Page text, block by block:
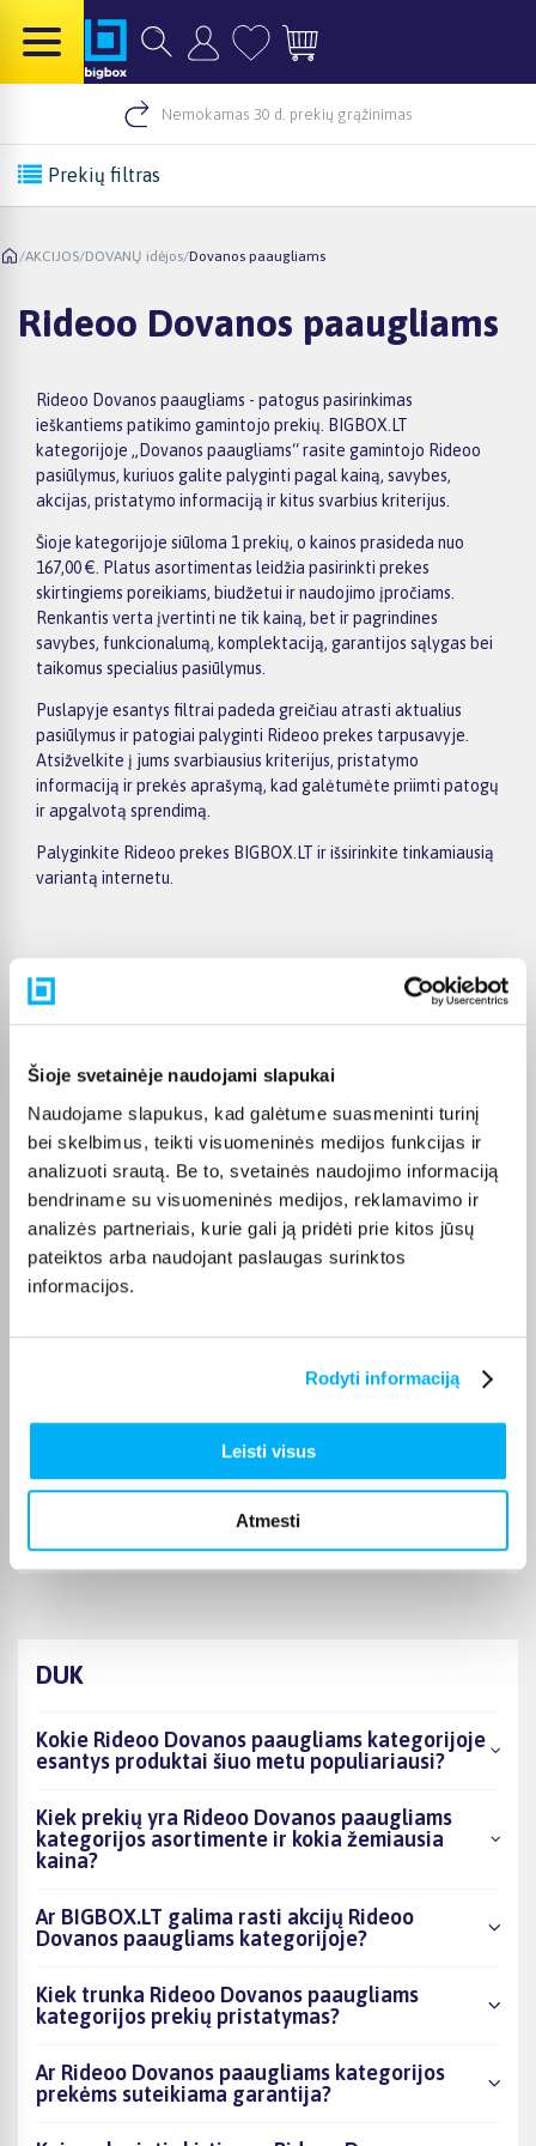
Šioje svetainėje naudojami slapukai
Naudojame slapukus, kad galėtume suasmeninti turinį
bei skelbimus, teikti visuomeninės medijos funkcijas ir
analizuoti srautą. Be to, svetainės naudojimo informaciją
bendriname su visuomeninės medijos, reklamavimo ir
analizės partneriais, kurie gali ją pridėti prie kitos jūsų
pateiktos arba naudojant paslaugas surinktos
informacijos.
Rodyti informaciją
Leisti visus
Atmesti
Nemokamas 30 d. prekių grąžinimas
Prekių filtras
/AKCIJOS/DOVANŲ idėjos/Dovanos paaugliams
Rideoo Dovanos paaugliams
Rideoo Dovanos paaugliams - patogus pasirinkimas
ieškantiems patikimo gamintojo prekių. BIGBOX.LT
kategorijoje „Dovanos paaugliams“ rasite gamintojo Rideoo
pasiūlymus, kuriuos galite palyginti pagal kainą, savybes,
akcijas, pristatymo informaciją ir kitus svarbius kriterijus.
Šioje kategorijoje siūloma 1 prekių, o kainos prasideda nuo
167,00 €. Platus asortimentas leidžia pasirinkti prekes
skirtingiems poreikiams, biudžetui ir naudojimo įpročiams.
Renkantis verta įvertinti ne tik kainą, bet ir pagrindines
savybes, funkcionalumą, komplektaciją, garantijos sąlygas bei
taikomus specialius pasiūlymus.
Puslapyje esantys filtrai padeda greičiau atrasti aktualius
pasiūlymus ir patogiai palyginti Rideoo prekes tarpusavyje.
Atsižvelkite į jums svarbiausius kriterijus, pristatymo
informaciją ir prekės aprašymą, kad galėtumėte priimti patogų
ir apgalvotą sprendimą.
Palyginkite Rideoo prekes BIGBOX.LT ir išsirinkite tinkamiausią
variantą internetu.
Pirkėjų atsiliepimai apie prekes
GYTIS M.
Patvirtintas pirkėjas
Viskas sklandžiai ir greitai, niekada nenuvilia
Eglė V.
Patvirtintas pirkėjas
Viskas puiku. Greitas pristatymas
Albert O.
DUK
Kokie Rideoo Dovanos paaugliams kategorijoje
esantys produktai šiuo metu populiariausi?
Kiek prekių yra Rideoo Dovanos paaugliams
kategorijos asortimente ir kokia žemiausia
kaina?
Ar BIGBOX.LT galima rasti akcijų Rideoo
Dovanos paaugliams kategorijoje?
Kiek trunka Rideoo Dovanos paaugliams
kategorijos prekių pristatymas?
Ar Rideoo Dovanos paaugliams kategorijos
prekėms suteikiama garantija?